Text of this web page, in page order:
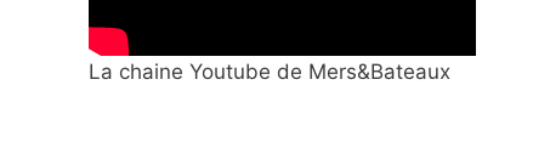
La chaine Youtube de Mers&Bateaux